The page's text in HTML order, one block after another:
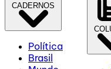
CADERNOS
Política
Brasil